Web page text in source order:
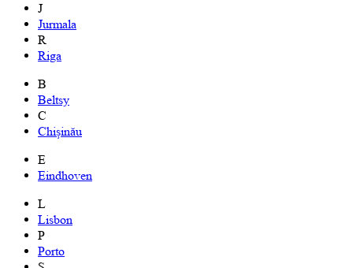
J
Jurmala
R
Riga
B
Beltsy
C
Chișinău
E
Eindhoven
L
Lisbon
P
Porto